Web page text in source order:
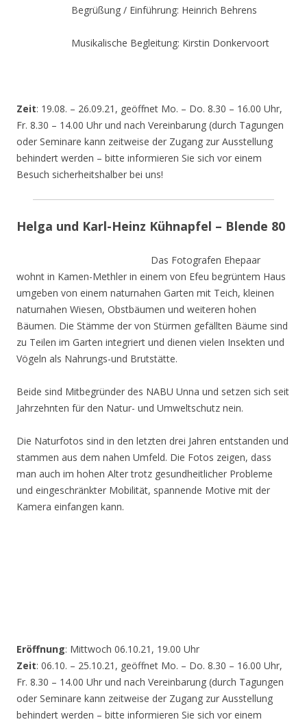
Begrüßung / Einführung: Heinrich Behrens
Musikalische Begleitung: Kirstin Donkervoort
Zeit: 19.08. – 26.09.21, geöffnet Mo. – Do. 8.30 – 16.00 Uhr,
Fr. 8.30 – 14.00 Uhr und nach Vereinbarung (durch Tagungen
oder Seminare kann zeitweise der Zugang zur Ausstellung
behindert werden – bitte informieren Sie sich vor einem
Besuch sicherheitshalber bei uns!
Helga und Karl-Heinz Kühnapfel – Blende 80
Das Fotografen Ehepaar
wohnt in Kamen-Methler in einem von Efeu begrüntem Haus
umgeben von einem naturnahen Garten mit Teich, kleinen
naturnahen Wiesen, Obstbäumen und weiteren hohen
Bäumen. Die Stämme der von Stürmen gefällten Bäume sind
zu Teilen im Garten integriert und dienen vielen Insekten und
Vögeln als Nahrungs-und Brutstätte.
Beide sind Mitbegründer des NABU Unna und setzen sich seit
Jahrzehnten für den Natur- und Umweltschutz nein.
Die Naturfotos sind in den letzten drei Jahren entstanden und
stammen aus dem nahen Umfeld. Die Fotos zeigen, dass
man auch im hohen Alter trotz gesundheitlicher Probleme
und eingeschränkter Mobilität, spannende Motive mit der
Kamera einfangen kann.
Eröffnung: Mittwoch 06.10.21, 19.00 Uhr
Zeit: 06.10. – 25.10.21, geöffnet Mo. – Do. 8.30 – 16.00 Uhr,
Fr. 8.30 – 14.00 Uhr und nach Vereinbarung (durch Tagungen
oder Seminare kann zeitweise der Zugang zur Ausstellung
behindert werden – bitte informieren Sie sich vor einem